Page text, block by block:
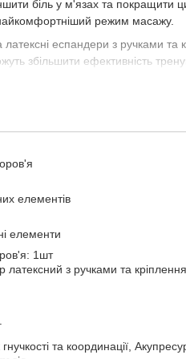
біль у м'язах та покращити
режим масажу.
еспандери з ручками
збільшити ефективність
загального стану
покращенню циркуляції
вагою до 100 кг, що робить
комфортне застосування
вимагає спеціальної підготовки
елементів
елементи
1шт
латексний з ручками та
та координації,